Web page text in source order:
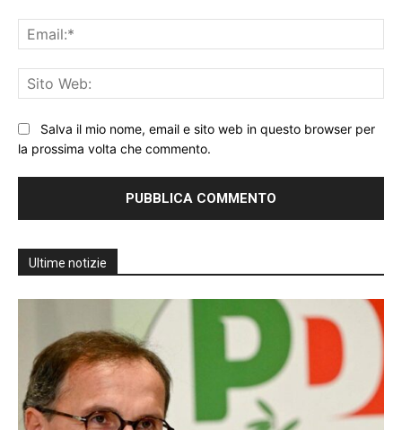
Salva il mio nome, email e sito web in questo browser per
la prossima volta che commento.
Ultime notizie